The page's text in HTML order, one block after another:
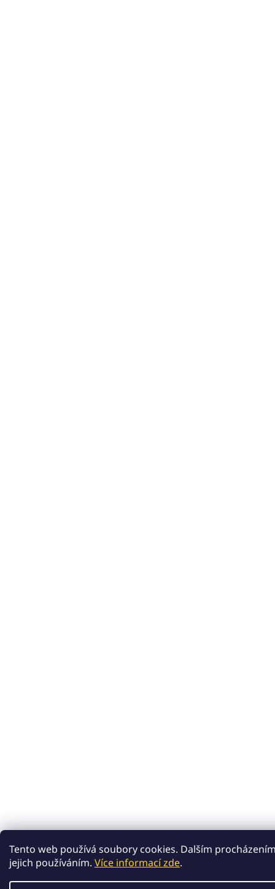
Tento web používá soubory cookies. Dalším
jejich používáním. Více informací zde.